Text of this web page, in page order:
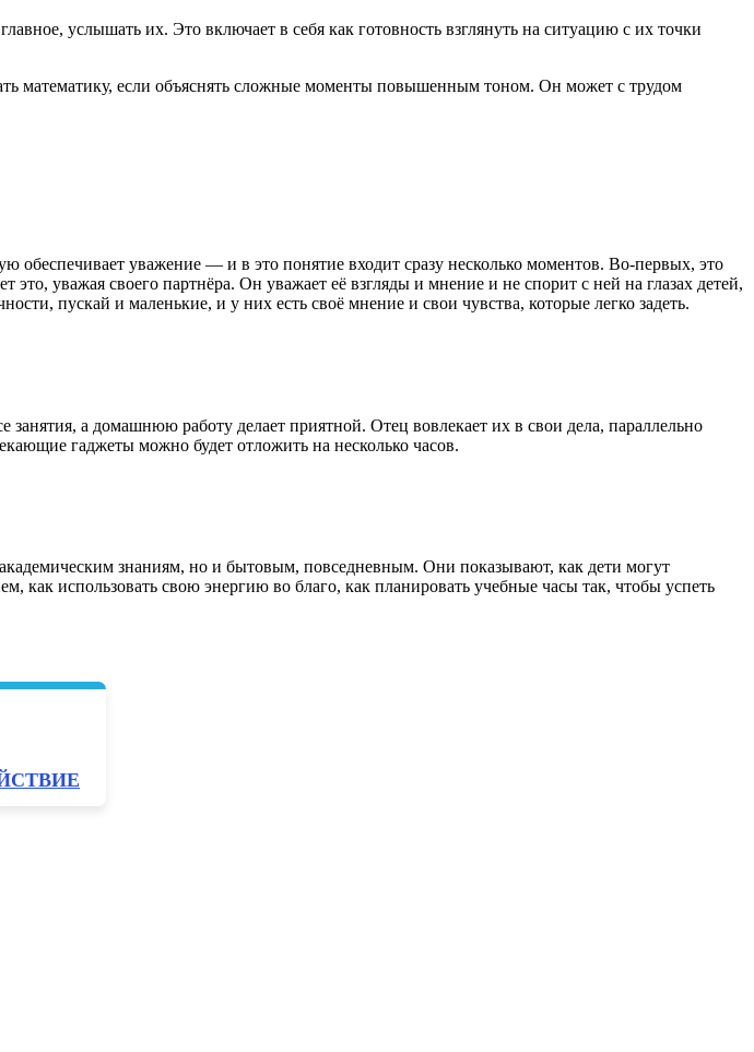
услышать их. Это включает в себя как готовность взглянуть на ситуацию с их точки
математику, если объяснять сложные моменты повышенным тоном. Он может с трудом
обеспечивает уважение — и в это понятие входит сразу несколько моментов. Во-первых, это
уважая своего партнёра. Он уважает её взгляды и мнение и не спорит с ней на глазах детей,
пускай и маленькие, и у них есть своё мнение и свои чувства, которые легко задеть.
а домашнюю работу делает приятной. Отец вовлекает их в свои дела, параллельно
гаджеты можно будет отложить на несколько часов.
знаниям, но и бытовым, повседневным. Они показывают, как дети могут
как использовать свою энергию во благо, как планировать учебные часы так, чтобы успеть